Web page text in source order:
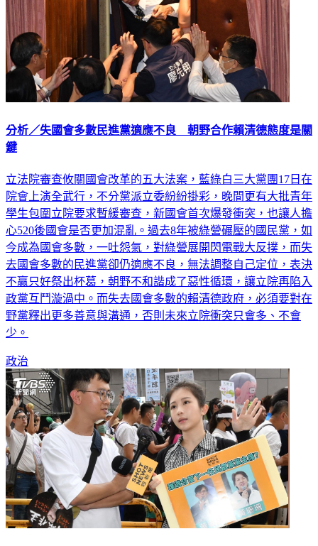
分析／失國會多數民進黨適應不良 朝野合作賴清德態度是關
鍵
立法院審查攸關國會改革的五大法案，藍綠白三大黨團17日在
院會上演全武行，不分黨派立委紛紛掛彩，晚間更有大批青年
學生包圍立院要求暫緩審查，新國會首次爆發衝突，也讓人擔
心520後國會是否更加混亂。過去8年被綠營碾壓的國民黨，如
今成為國會多數，一吐怨氣，對綠營展開閃電戰大反撲，而失
去國會多數的民進黨卻仍適應不良，無法調整自己定位，表決
不贏只好祭出杯葛，朝野不和諧成了惡性循環，讓立院再陷入
政黨互鬥漩渦中。而失去國會多數的賴清德政府，必須要對在
野黨釋出更多善意與溝通，否則未來立院衝突只會多、不會
少。
政治